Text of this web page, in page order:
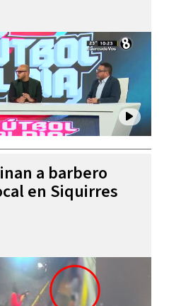
a barbero
en Siquirres